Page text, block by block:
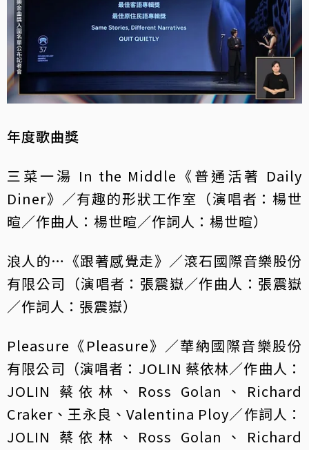
年度歌曲獎
三菜一湯 In the Middle《普通活著 Daily
Diner》／有趣的形狀工作室（演唱者：楊世
暄／作曲人：楊世暄／作詞人：楊世暄）
浪人的…《跟著感覺走》／滾石國際音樂股份
有限公司（演唱者：張震嶽／作曲人：張震嶽
／作詞人：張震嶽）
Pleasure《Pleasure》／華納國際音樂股份
有限公司（演唱者：JOLIN 蔡依林／作曲人：
JOLIN 蔡依林、Ross Golan、Richard
Craker、王永良、Valentina Ploy／作詞人：
JOLIN 蔡依林、Ross Golan、Richard